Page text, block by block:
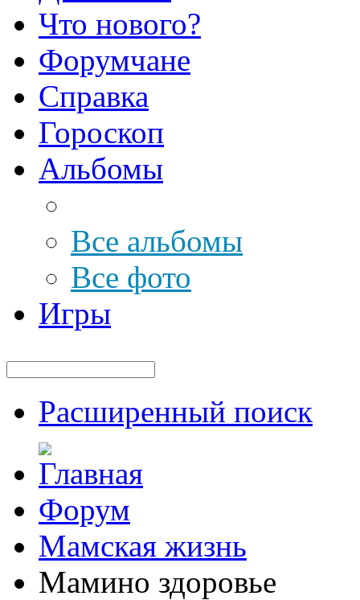
Что нового?
Форумчане
Справка
Гороскоп
Альбомы
Все альбомы
Все фото
Игры
Расширенный поиск
Форум
Мамская жизнь
Мамино здоровье